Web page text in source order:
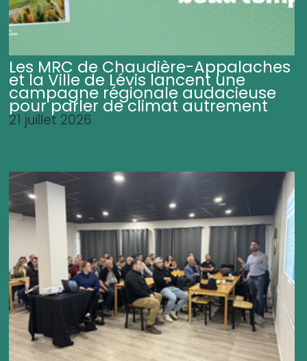
Les MRC de Chaudière-Appalaches
et la Ville de Lévis lancent une
campagne régionale audacieuse
pour parler de climat autrement
21 juillet 2026